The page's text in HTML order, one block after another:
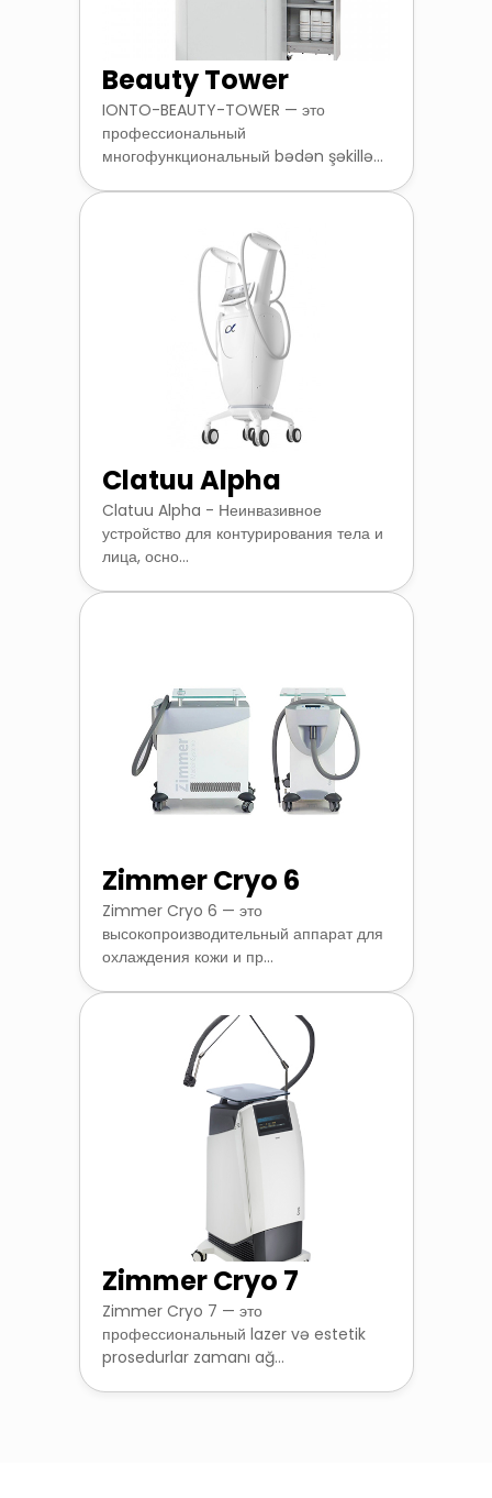
Beauty Tower
IONTO-BEAUTY-TOWER — это
профессиональный
многофункциональный bədən şəkillə...
Clatuu Alpha
Clatuu Alpha - Неинвазивное
устройство для контурирования тела и
лица, осно...
Zimmer Cryo 6
Zimmer Cryo 6 — это
высокопроизводительный аппарат для
охлаждения кожи и пр...
Zimmer Cryo 7
Zimmer Cryo 7 — это
профессиональный lazer və estetik
prosedurlar zamanı ağ...